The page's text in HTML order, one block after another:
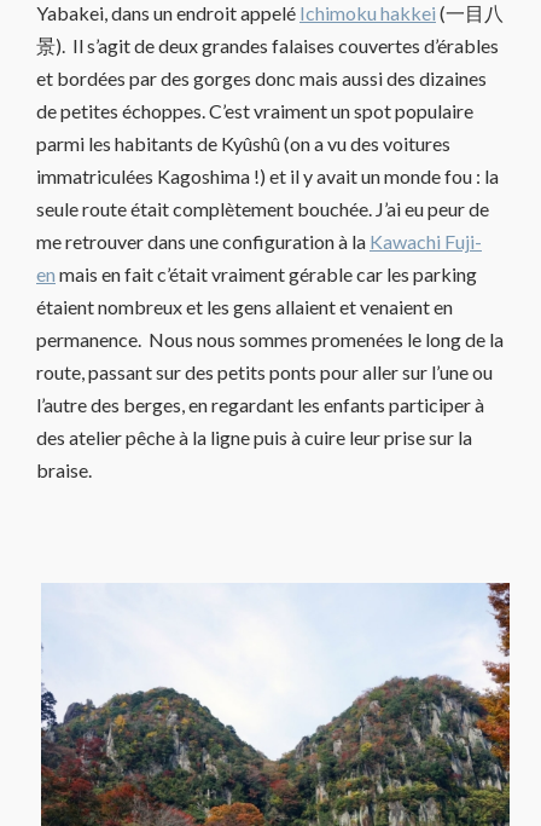
Yabakei, dans un endroit appelé Ichimoku hakkei (一目八
景). Il s’agit de deux grandes falaises couvertes d’érables
et bordées par des gorges donc mais aussi des dizaines
de petites échoppes. C’est vraiment un spot populaire
parmi les habitants de Kyûshû (on a vu des voitures
immatriculées Kagoshima !) et il y avait un monde fou : la
seule route était complètement bouchée. J’ai eu peur de
me retrouver dans une configuration à la Kawachi Fuji-
en mais en fait c’était vraiment gérable car les parking
étaient nombreux et les gens allaient et venaient en
permanence. Nous nous sommes promenées le long de la
route, passant sur des petits ponts pour aller sur l’une ou
l’autre des berges, en regardant les enfants participer à
des atelier pêche à la ligne puis à cuire leur prise sur la
braise.